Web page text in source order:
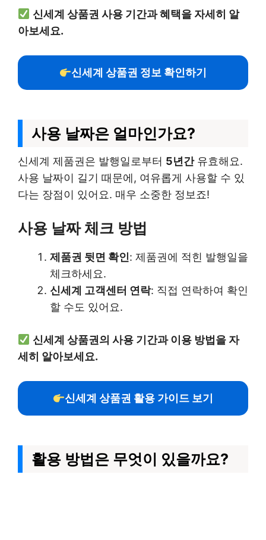
신세계 상품권 사용 기간과 혜택을 자세히 알
아보세요.
신세계 상품권 정보 확인하기
사용 날짜은 얼마인가요?
신세계 제품권은 발행일로부터 5년간유효해요.
사용 날짜이 길기 때문에, 여유롭게 사용할 수 있
다는 장점이 있어요. 매우 소중한 정보죠!
사용 날짜 체크 방법
제품권 뒷면 확인: 제품권에 적힌 발행일을
체크하세요.
신세계 고객센터 연락: 직접 연락하여 확인
할 수도 있어요.
신세계 상품권의 사용 기간과 이용 방법을 자
세히 알아보세요.
신세계 상품권 활용 가이드 보기
활용 방법은 무엇이 있을까요?